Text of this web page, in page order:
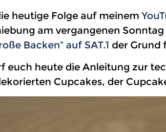
heutige Folge auf meinem
am vergangenen
Backen“ auf SAT.1 der Grund
euch heute die Anleitung zur
Cupcakes, der